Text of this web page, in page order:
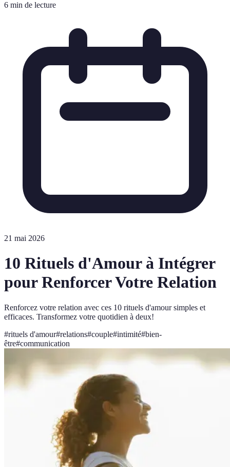
6 min de lecture
21 mai 2026
10 Rituels d'Amour à Intégrer
pour Renforcer Votre Relation
Renforcez votre relation avec ces 10 rituels d'amour simples et
efficaces. Transformez votre quotidien à deux!
#rituels d'amour#relations#couple#intimité#bien-
être#communication